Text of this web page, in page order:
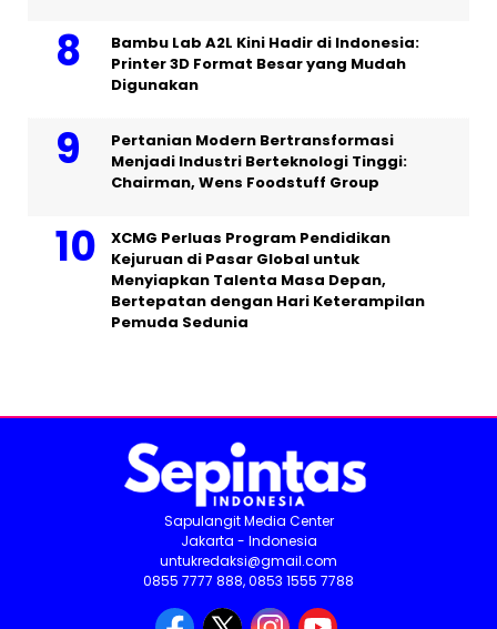
Bambu Lab A2L Kini Hadir di Indonesia:
Printer 3D Format Besar yang Mudah
Digunakan
Pertanian Modern Bertransformasi
Menjadi Industri Berteknologi Tinggi:
Chairman, Wens Foodstuff Group
XCMG Perluas Program Pendidikan
Kejuruan di Pasar Global untuk
Menyiapkan Talenta Masa Depan,
Bertepatan dengan Hari Keterampilan
Pemuda Sedunia
Sapulangit Media Center
Jakarta - Indonesia
untukredaksi@gmail.com
0855 7777 888, 0853 1555 7788